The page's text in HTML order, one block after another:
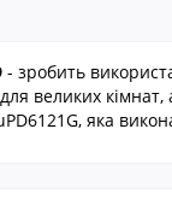
- зробить
для великих
яка